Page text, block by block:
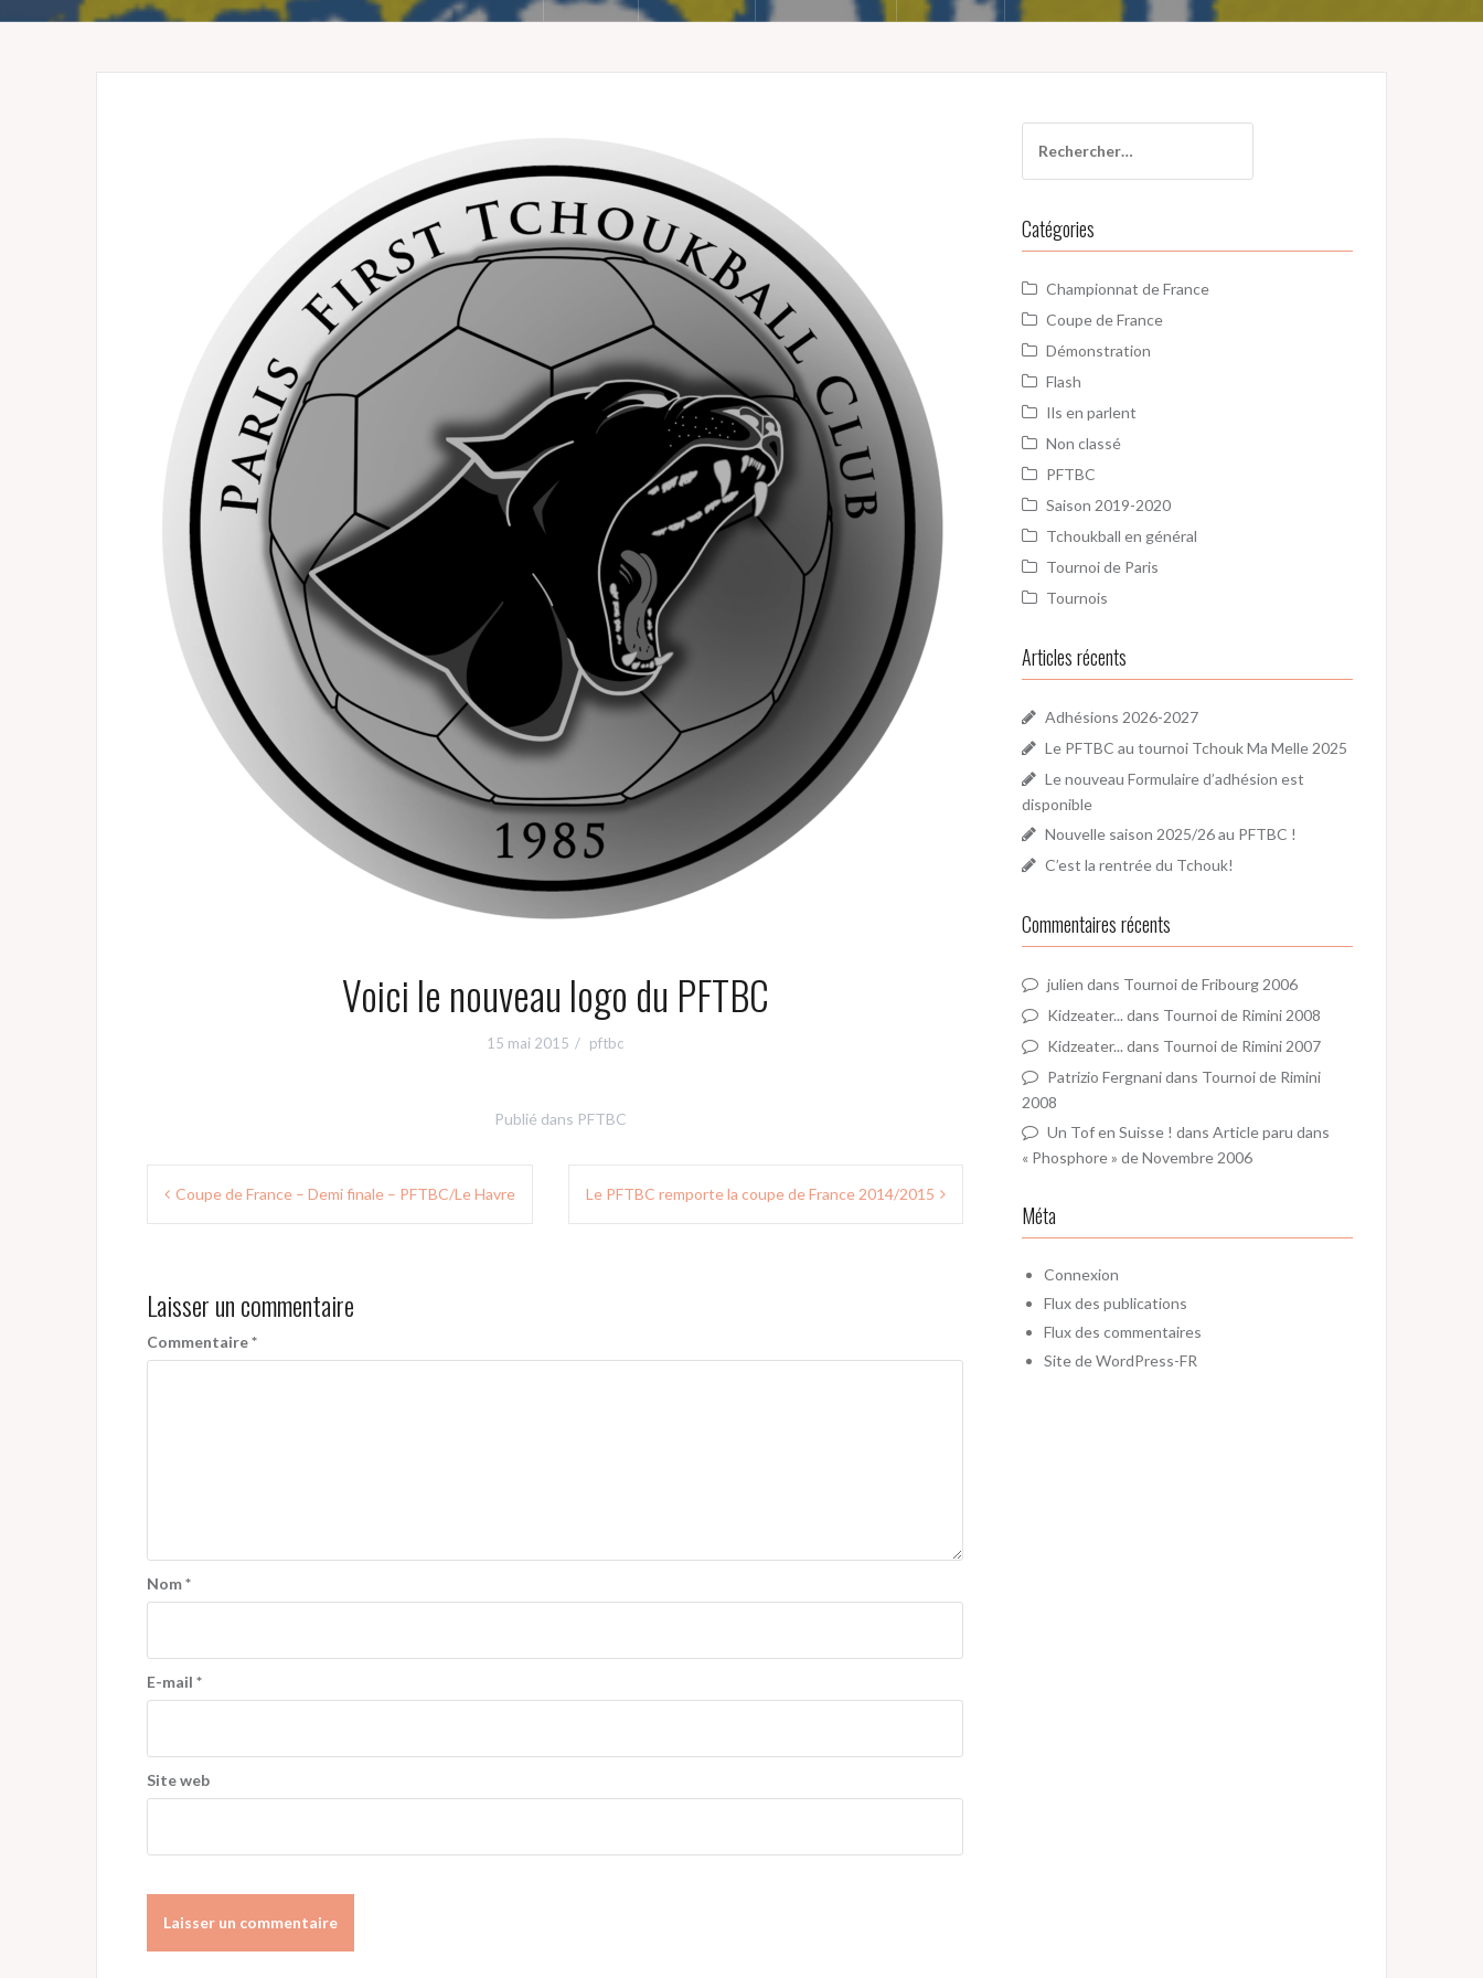
Voici le nouveau logo du PFTBC
15 mai 2015 pftbc
Publié dans PFTBC
Navigation
Coupe de France – Demi finale – PFTBC/Le Havre Le PFTBC remporte la coupe de France 2014/2015
Laisser un commentaire
Commentaire*
Nom*
E-mail *
Site web
Catégories
Championnat de France
Coupe de France
Démonstration
Flash
Ils en parlent
Non classé
PFTBC
Saison 2019-2020
Tchoukball en général
Tournoi de Paris
Tournois
Articles récents
Adhésions 2026-2027
Le PFTBC au tournoi Tchouk Ma Melle 2025
Le nouveau Formulaire d’adhésion est
disponible
Nouvelle saison 2025/26 au PFTBC !
C’est la rentrée du Tchouk!
Commentaires récents
julien dans Tournoi de Fribourg 2006
Kidzeater... dans Tournoi de Rimini 2008
Kidzeater... dans Tournoi de Rimini 2007
Patrizio Fergnanidans Tournoi de Rimini
2008
Un Tof en Suisse ! dans Article paru dans
« Phosphore » de Novembre 2006
Méta
Connexion
Flux des publications
Flux des commentaires
Site de WordPress-FR